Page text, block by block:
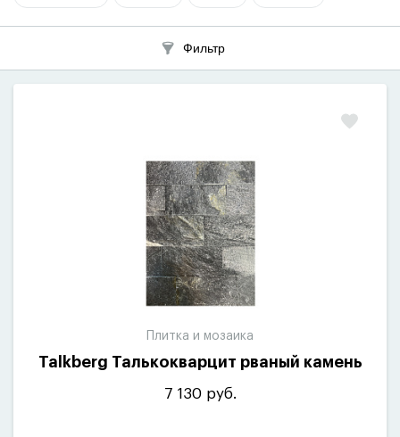
Фильтр
Плитка и мозаика
Talkberg Талькокварцит рваный камень
7 130 руб.